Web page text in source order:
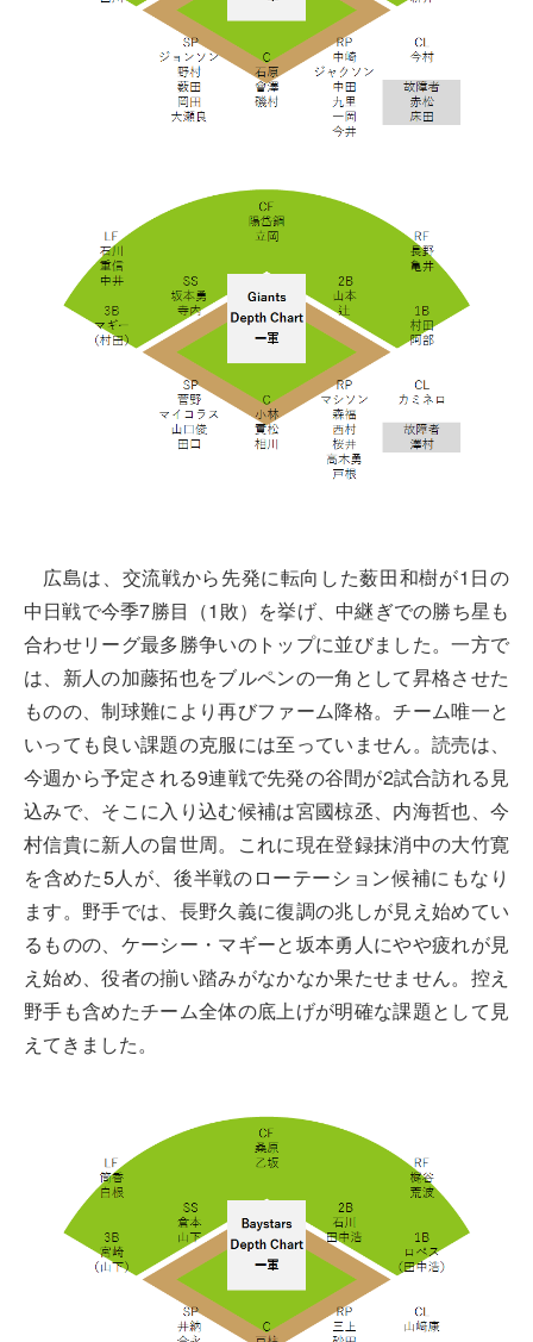
広島は、交流戦から先発に転向した薮田和樹が1日の
中日戦で今季7勝目（1敗）を挙げ、中継ぎでの勝ち星も
合わせリーグ最多勝争いのトップに並びました。一方で
は、新人の加藤拓也をブルペンの一角として昇格させた
ものの、制球難により再びファーム降格。チーム唯一と
いっても良い課題の克服には至っていません。読売は、
今週から予定される9連戦で先発の谷間が2試合訪れる見
込みで、そこに入り込む候補は宮國椋丞、内海哲也、今
村信貴に新人の畠世周。これに現在登録抹消中の大竹寛
を含めた5人が、後半戦のローテーション候補にもなり
ます。野手では、長野久義に復調の兆しが見え始めてい
るものの、ケーシー・マギーと坂本勇人にやや疲れが見
え始め、役者の揃い踏みがなかなか果たせません。控え
野手も含めたチーム全体の底上げが明確な課題として見
えてきました。